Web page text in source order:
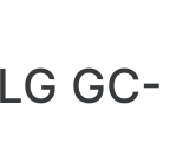
GC-